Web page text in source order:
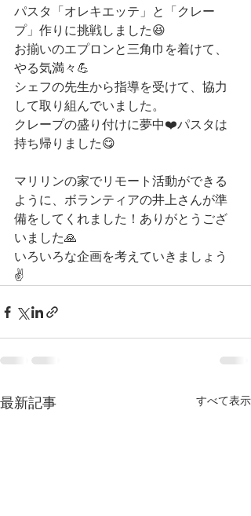
パスタ「オレキエッテ」と「クレー
プ」作りに挑戦しました😆
お揃いのエプロンと三角巾を着けて、
やる気満々💪
シェフの先生から指導を受けて、協力
して取り組んでいました。
クレープの盛り付けに夢中❤️パスタは
持ち帰りました😋
マリリンの家でリモート活動ができる
ように、ボランティアの井上さんが準
備をしてくれました！ありがとうござ
いました🙏
いろいろな企画を考えていきましょう
✌️
最新記事 すべて表示